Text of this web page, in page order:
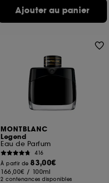
Ajouter au panier
MONTBLANC
Legend
Eau de Parfum
416
À partir de83,00€
166,00€ / 100ml
2 contenances disponibles